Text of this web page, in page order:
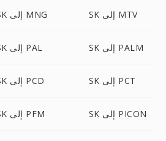
SK إلى MNG SK إلى MTV
SK إلى PAL SK إلى PALM
SK إلى PCD SK إلى PCT
SK إلى PFM SK إلى PICON